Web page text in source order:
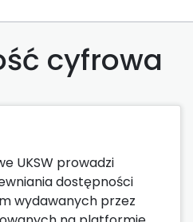
cyfrowa
UKSW prowadzi
dostępności
wydawanych przez